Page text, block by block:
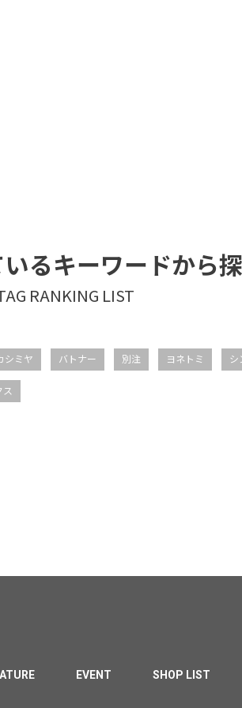
るキーワードから
シミヤ バトナー 別注 ヨネトミ シ
ス
EVENT SHOP LIST